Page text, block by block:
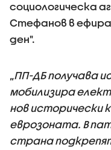
социологическа
Стефанов в
ден".
„ПП-ДБ получава
мобилизира
нов исторически
еврозоната. В
страна